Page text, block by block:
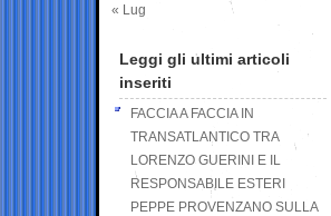
« Lug
Leggi gli ultimi articoli
inseriti
FACCIA A FACCIA IN
TRANSATLANTICO TRA
LORENZO GUERINI E IL
RESPONSABILE ESTERI
PEPPE PROVENZANO SULLA